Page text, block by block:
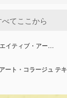
イティブ・アー…